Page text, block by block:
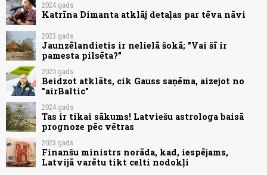
2024.gads
Katrīna Dimanta atklāj detaļas par tēva nāvi
2023.gads
Jaunzēlandietis ir nelielā šokā; "Vai šī ir
pamesta pilsēta?"
2025.gads
Beidzot atklāts, cik Gauss saņēma, aizejot no
"airBaltic"
2024.gads
Tas ir tikai sākums! Latviešu astrologa baisā
prognoze pēc vētras
2023.gads
Finanšu ministrs norāda, kad, iespējams,
Latvijā varētu tikt celti nodokļi